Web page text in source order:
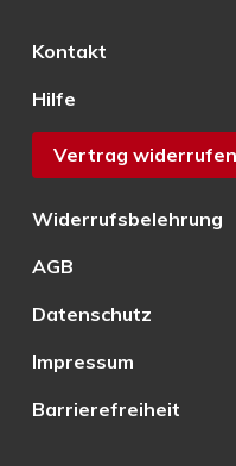
Kontakt
Hilfe
Vertrag widerrufen
Widerrufsbelehrung
AGB
Datenschutz
Impressum
Barrierefreiheit